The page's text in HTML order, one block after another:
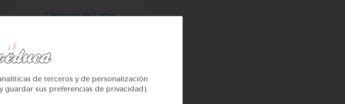
1º Primaria (6-7 años)
de terceros y de personalización
guardar sus preferencias de privacidad).